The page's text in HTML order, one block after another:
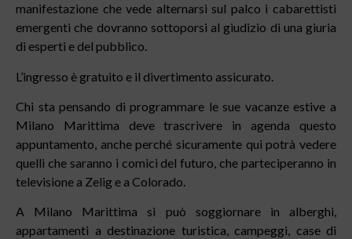
manifestazione che vede alternarsi sul palco i cabarettisti
emergenti che dovranno sottoporsi al giudizio di una giuria
di esperti e del pubblico.
L’ingresso è gratuito e il divertimento assicurato.
Chi sta pensando di programmare le sue vacanze estive a
Milano Marittima deve trascrivere in agenda questo
appuntamento, anche perché sicuramente qui potrà vedere
quelli che saranno i comici del futuro, che parteciperanno in
televisione a Zelig e a Colorado.
A Milano Marittima si può soggiornare in alberghi,
appartamenti a destinazione turistica, campeggi, case di